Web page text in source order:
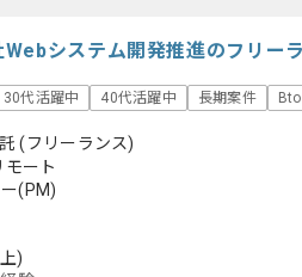
Webシステム開発推進のフリー
30代活躍中 40代活躍中 長期案件
(フリーランス)
ート
(PM)
)